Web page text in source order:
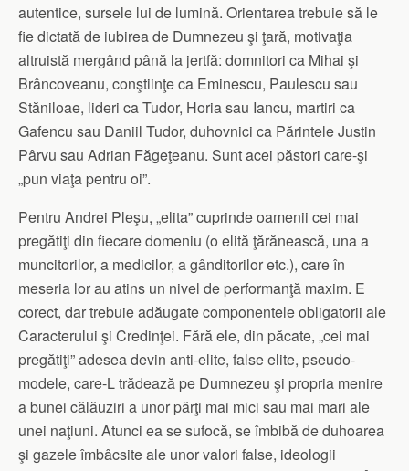
autentice, sursele lui de lumină. Orientarea trebuie să le
fie dictată de iubirea de Dumnezeu şi ţară, motivaţia
altruistă mergând până la jertfă: domnitori ca Mihai şi
Brâncoveanu, conştiinţe ca Eminescu, Paulescu sau
Stăniloae, lideri ca Tudor, Horia sau Iancu, martiri ca
Gafencu sau Daniil Tudor, duhovnici ca Părintele Justin
Pârvu sau Adrian Făgeţeanu. Sunt acei păstori care-şi
„pun viaţa pentru oi”.
Pentru Andrei Pleşu, „elita” cuprinde oamenii cei mai
pregătiţi din fiecare domeniu (o elită ţărănească, una a
muncitorilor, a medicilor, a gânditorilor etc.), care în
meseria lor au atins un nivel de performanţă maxim. E
corect, dar trebuie adăugate componentele obligatorii ale
Caracterului şi Credinţei. Fără ele, din păcate, „cei mai
pregătiţi” adesea devin anti-elite, false elite, pseudo-
modele, care-L trădează pe Dumnezeu şi propria menire
a bunei călăuziri a unor părţi mai mici sau mai mari ale
unei naţiuni. Atunci ea se sufocă, se îmbibă de duhoarea
şi gazele îmbâcsite ale unor valori false, ideologii